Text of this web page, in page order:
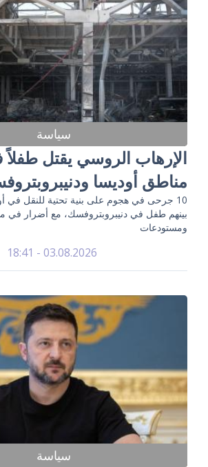
سياسة
الإرهاب الروسي يقتل
مناطق أوديسا
بينهم طفل في دنيبروبتروفسك، مع أضرار في
ومستودعات
03.08.2026 - 18:41
سياسة